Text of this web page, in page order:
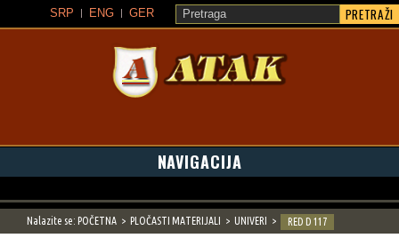
PRETRAŽI
SRP ENG GER
NAVIGACIJA
Nalazite se: POČETNA PLOČASTI MATERIJALI UNIVERI RED D 117